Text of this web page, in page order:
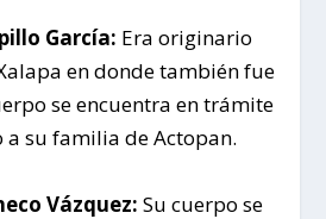
García: Era originario
en donde también fue
se encuentra en trámite
a su familia de Actopan.
Vázquez: Su cuerpo se